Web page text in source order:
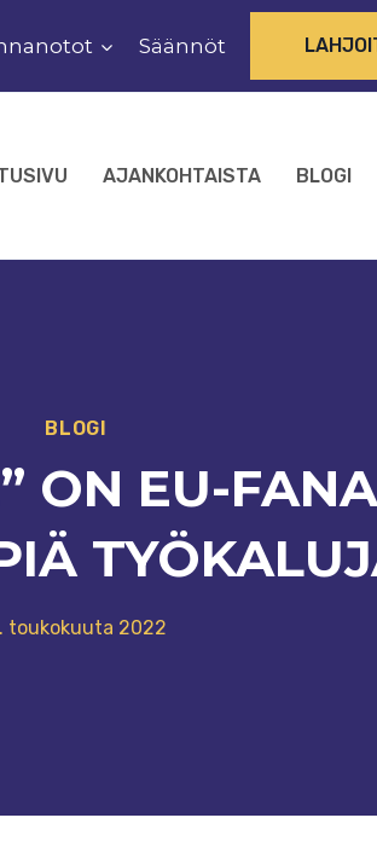
Säännöt
AJANKOHTAISTA BLOGI
BLOGI
ON EU-
toukokuuta 2022